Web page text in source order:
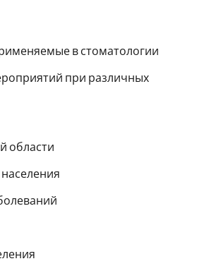
в стоматологии
при различных
области